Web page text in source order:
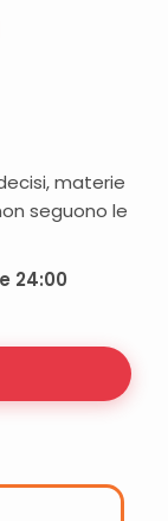
materie
seguono le
24:00